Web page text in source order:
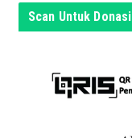
n
Scan Untuk Donasi